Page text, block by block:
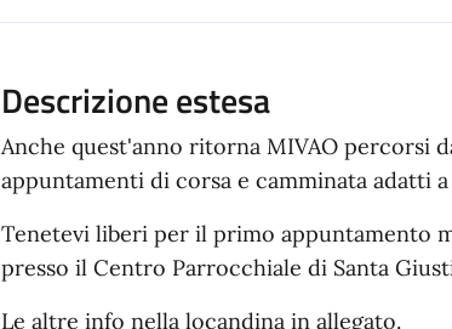
Descrizione estesa
Anche quest'anno ritorna MIVAO percorsi
appuntamenti di corsa e camminata adatti
Tenetevi liberi per il primo appuntamento
presso il Centro Parrocchiale di Santa
Le altre info nella locandina in allegato.